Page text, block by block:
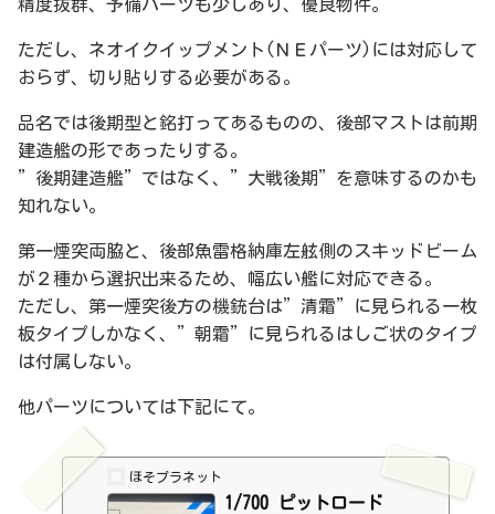
精度抜群、予備パーツも少しあり、優良物件。
ただし、ネオイクイップメント(ＮＥパーツ)には対応して
おらず、切り貼りする必要がある。
品名では後期型と銘打ってあるものの、後部マストは前期
建造艦の形であったりする。
”後期建造艦”ではなく、”大戦後期”を意味するのかも
知れない。
第一煙突両脇と、後部魚雷格納庫左舷側のスキッドビーム
が２種から選択出来るため、幅広い艦に対応できる。
ただし、第一煙突後方の機銃台は”清霜”に見られる一枚
板タイプしかなく、”朝霜”に見られるはしご状のタイプ
は付属しない。
他パーツについては下記にて。
ほそプラネット
1/700 ピットロード